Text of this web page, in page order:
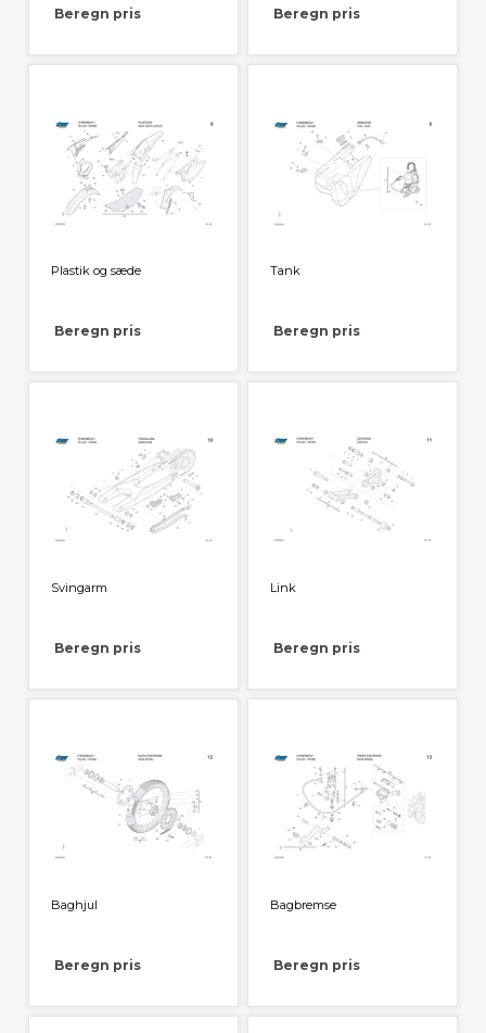
Beregn pris Beregn pris
Plastik og sæde
Beregn pris
Tank
Beregn pris
Svingarm
Beregn pris
Link
Beregn pris
Baghjul
Beregn pris
Bagbremse
Beregn pris